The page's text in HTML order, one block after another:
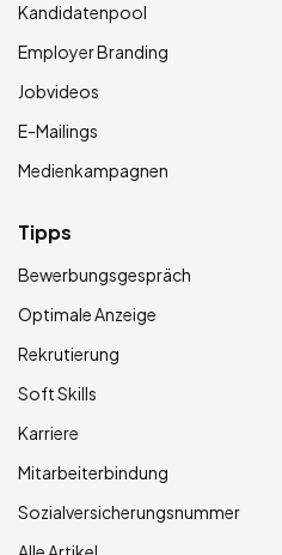
Kandidatenpool
Employer Branding
Jobvideos
E-Mailings
Medienkampagnen
Tipps
Bewerbungsgespräch
Optimale Anzeige
Rekrutierung
Soft Skills
Karriere
Mitarbeiterbindung
Sozialversicherungsnummer